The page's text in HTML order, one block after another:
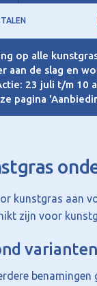
op alle
de slag en
23 juli t/m 10
pagina
kunstgras aan
zijn voor
varianten